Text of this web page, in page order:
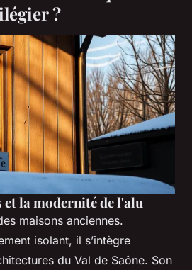
?
et la modernité de l'alu
maisons anciennes.
isolant, il s’intègre
du Val de Saône. Son